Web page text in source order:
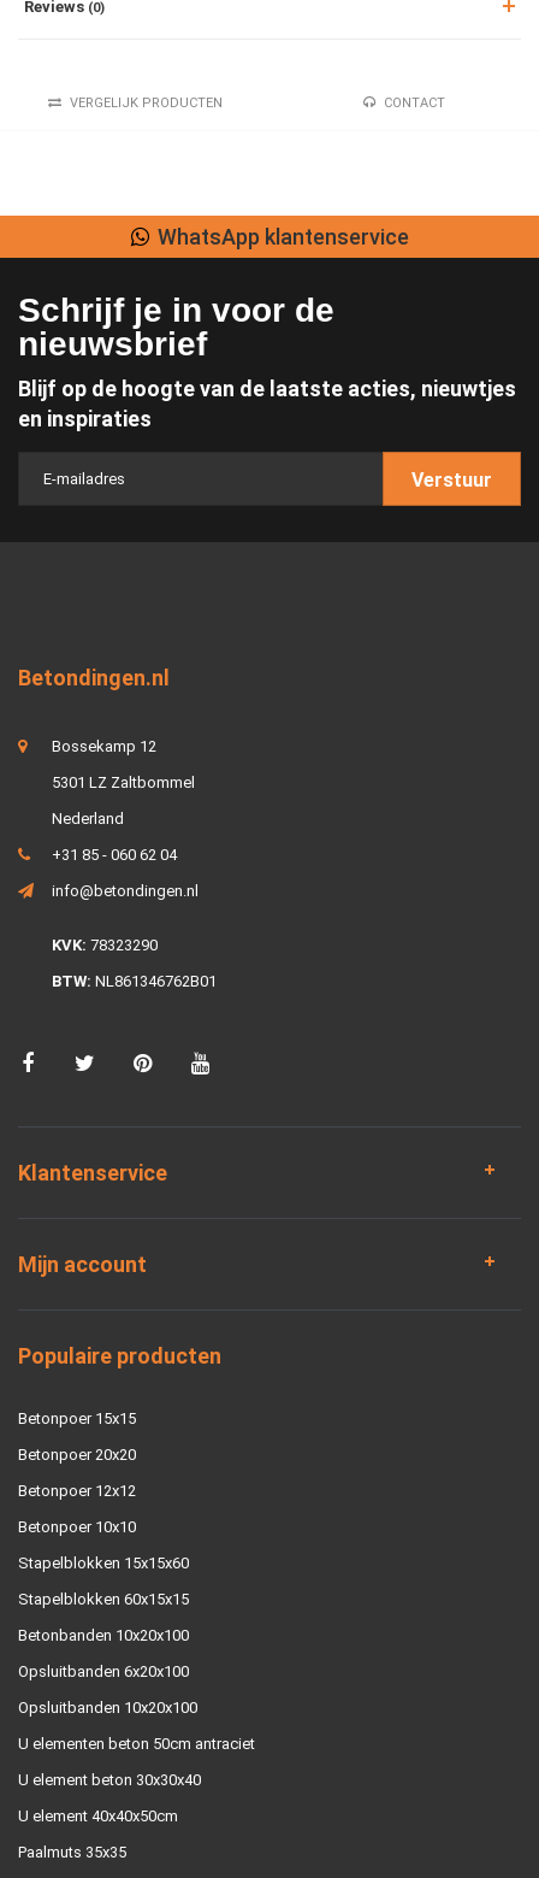
Reviews (0)
VERGELIJK PRODUCTEN CONTACT
WhatsApp klantenservice
Schrijf je in voor de
nieuwsbrief
Blijf op de hoogte van de laatste acties, nieuwtjes
en inspiraties
Verstuur
Betondingen.nl
Bossekamp 12
5301 LZ Zaltbommel
Nederland
+31 85 - 060 62 04
info@betondingen.nl
KVK: 78323290
BTW: NL861346762B01
Klantenservice
Mijn account
Populaire producten
Betonpoer 15x15
Betonpoer 20x20
Betonpoer 12x12
Betonpoer 10x10
Stapelblokken 15x15x60
Stapelblokken 60x15x15
Betonbanden 10x20x100
Opsluitbanden 6x20x100
Opsluitbanden 10x20x100
U elementen beton 50cm antraciet
U element beton 30x30x40
U element 40x40x50cm
Paalmuts 35x35